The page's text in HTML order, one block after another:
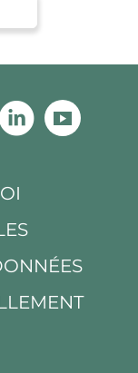
InstagramLinkedin